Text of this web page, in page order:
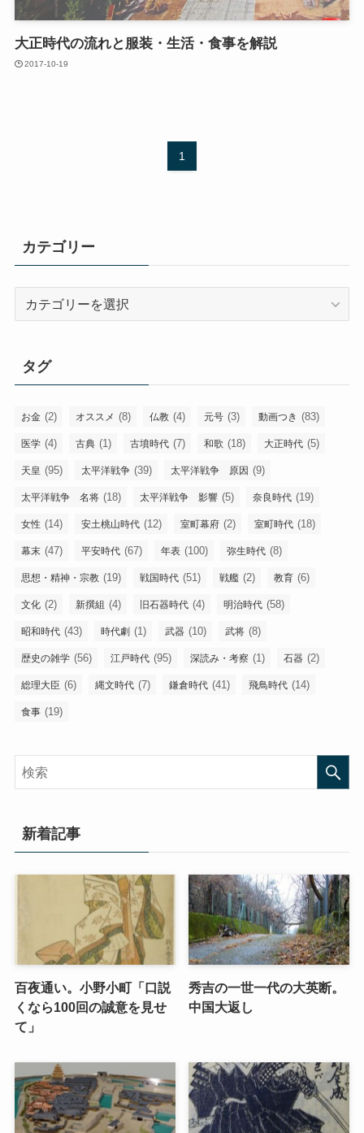
大正時代の流れと服装・生活・食事を解説
2017-10-19
1
カテゴリー
ー
タグ
お金 (2) オススメ (8) 仏教 (4) 元号 (3) 動画つき (83)
医学 (4) 古典 (1) 古墳時代 (7) 和歌 (18) 大正時代 (5)
天皇 (95) 太平洋戦争 (39) 太平洋戦争 原因 (9)
太平洋戦争 名将 (18) 太平洋戦争 影響 (5) 奈良時代 (19)
女性 (14) 安土桃山時代 (12) 室町幕府 (2) 室町時代 (18)
幕末 (47) 平安時代 (67) 年表 (100) 弥生時代 (8)
思想・精神・宗教 (19) 戦国時代 (51) 戦艦 (2) 教育 (6)
文化 (2) 新撰組 (4) 旧石器時代 (4) 明治時代 (58)
昭和時代 (43) 時代劇 (1) 武器 (10) 武将 (8)
歴史の雑学 (56) 江戸時代 (95) 深読み・考察 (1) 石器 (2)
総理大臣 (6) 縄文時代 (7) 鎌倉時代 (41) 飛鳥時代 (14)
食事 (19)
新着記事
百夜通い。小野小町「口説
くなら100回の誠意を見せ
て」
秀吉の一世一代の大英断。
中国大返し